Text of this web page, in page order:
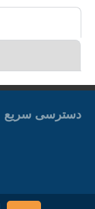
دسترسی سریع